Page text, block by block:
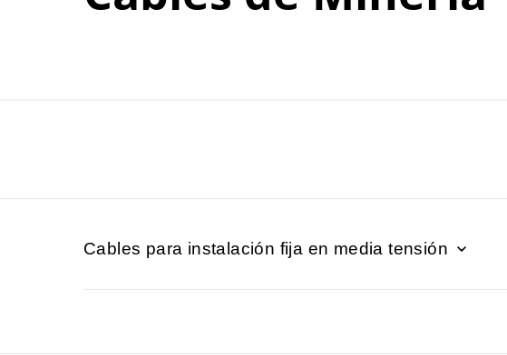
Cables para instalación fija en media tensión